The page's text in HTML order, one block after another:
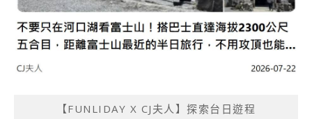
【FUNLIDAY X CJ夫人】探索台日遊程